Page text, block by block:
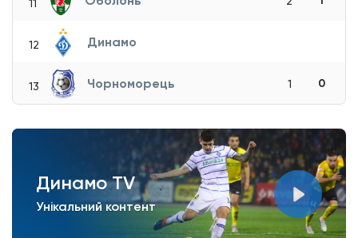
11
12 Динамо
13 Чорноморець 1 0
Динамо TV
Унікальний контент